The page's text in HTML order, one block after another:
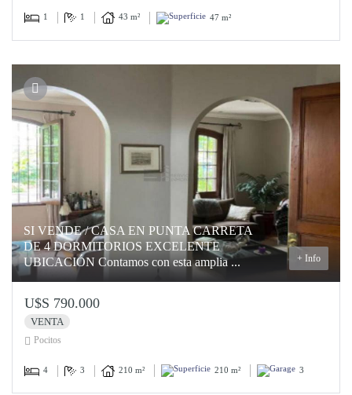
1 1 43 m² 47 m²
SI VENDE / CASA EN PUNTA CARRETA
DE 4 DORMITORIOS EXCELENTE
UBICACIÓN Contamos con esta amplia ...
+ Info
U$S 790.000
VENTA
Pocitos
4 3 210 m² 210 m² 3